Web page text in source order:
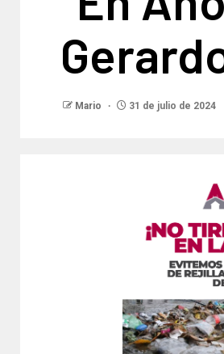
Mario 31 de julio de 2024